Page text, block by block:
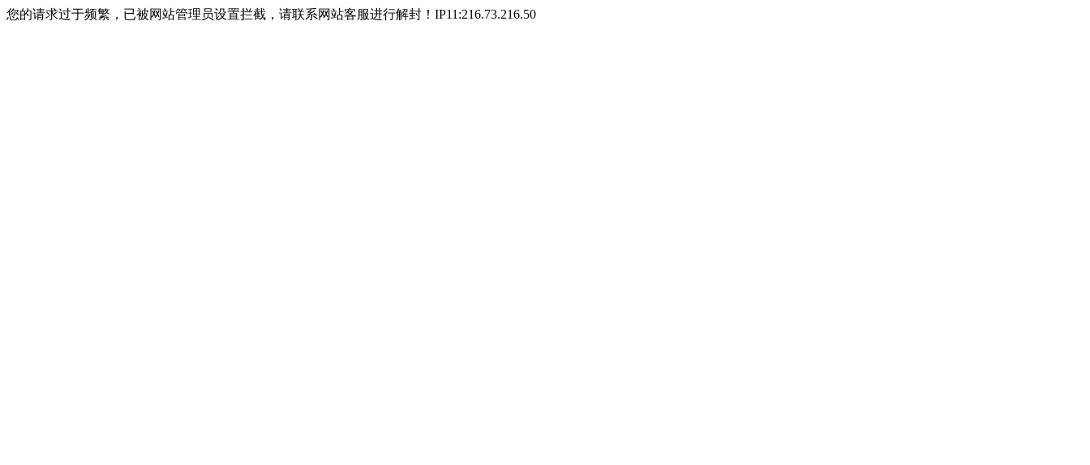
您的请求过于频繁，已被网站管理员设置拦截，请联系网站客服进行解封！IP11:216.73.216.50